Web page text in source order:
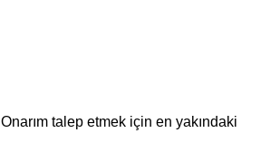
Onarım talep etmek için en yakındaki